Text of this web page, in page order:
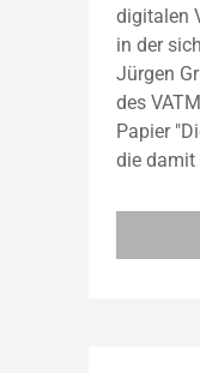
digitalen
in der
Jürgen
des
Papier
die damit